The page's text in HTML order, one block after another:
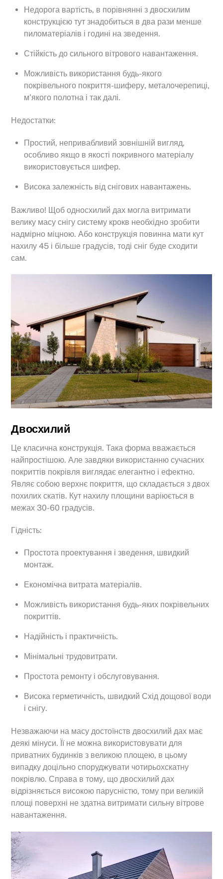
Недорога вартість, в порівнянні з двосхилим
конструкцією тут знадобиться в два рази менше
пиломатеріалів і годині на зведення.
Стійкість до сильного вітрового навантаження.
Можливість використання будь-якого
покрівельного покриття-шиферу, металочерепиці,
м’якого полотна і так далі.
Недостатки:
Простий, непривабливий зовнішній вигляд,
особливо якщо в якості покривного матеріалу
використовується шифер.
Висока залежність від снігових навантажень.
Важливо! Щоб односхилий дах могла витримати
велику масу снігу систему крокв необхідно зробити
надмірно міцною. Або конструкція повинна мати кут
нахилу 45 і більше градусів, тоді сніг буде сходити
сам.
Двосхилий
Це класична конструкція. Така форма вважається
найпростішою. Але завдяки використанню сучасних
покриттів покрівля виглядає елегантно і ефектно.
Являє собою верхнє покриття, що складається з двох
похилих скатів. Кут нахилу площини варіюється в
межах 30-60 градусів.
Гідність:
Простота проектування і зведення, швидкий
монтаж.
Економічна витрата матеріалів.
Можливість використання будь-яких покрівельних
покриттів.
Надійність і практичність.
Мінімальні трудовитрати.
Простота ремонту і обслуговування.
Висока герметичність, швидкий Схід дощової води
і снігу.
Незважаючи на масу достоїнств двосхилий дах має
деякі мінуси. Її не можна використовувати для
приватних будинків з великою площею, в цьому
випадку доцільно споруджувати чотирьохскатну
покрівлю. Справа в тому, що двосхилий дах
відрізняється високою парусністю, тому при великій
площі поверхні не здатна витримати сильну вітрове
навантаження.